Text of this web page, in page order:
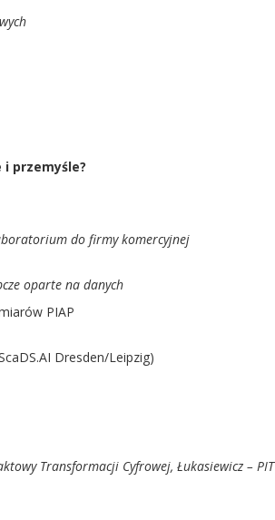
przemyśle?
do firmy komercyjnej
oparte na danych
PIAP
Dresden/Leipzig)
Transformacji Cyfrowej, Łukasiewicz – PIT